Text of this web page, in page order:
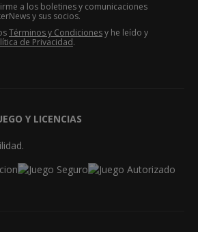
a los boletines y comunicaciones
y sus socios.
Términos y Condicionesy he leído y
de Privacidad.
Y LICENCIAS